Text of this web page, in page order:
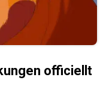
officiellt